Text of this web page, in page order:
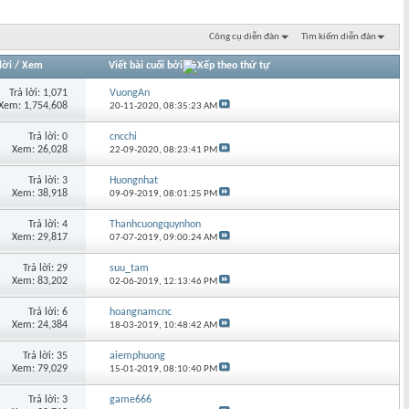
Công cụ diễn đàn Tìm kiếm diễn đàn
/ Xem Viết bài cuối bởi
Trả lời: 1,071
1,754,608
VuongAn
20-11-2020,08:35:23 AM
Trả lời: 0
Xem: 26,028
cncchi
22-09-2020,08:23:41 PM
Trả lời: 3
Xem: 38,918
Huongnhat
09-09-2019,08:01:25 PM
Trả lời: 4
Xem: 29,817
Thanhcuongquynhon
07-07-2019,09:00:24 AM
Trả lời: 29
Xem: 83,202
suu_tam
02-06-2019, 12:13:46 PM
Trả lời: 6
Xem: 24,384
hoangnamcnc
18-03-2019, 10:48:42 AM
Trả lời: 35
Xem: 79,029
aiemphuong
15-01-2019,08:10:40 PM
Trả lời: 3
game666